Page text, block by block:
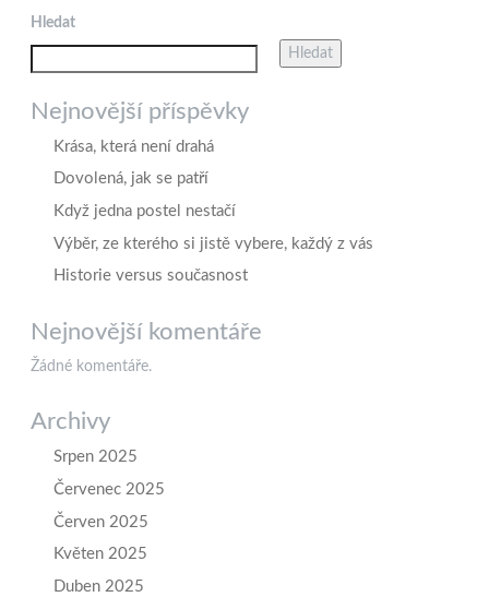
Hledat
Hledat
Nejnovější příspěvky
Krása, která není drahá
Dovolená, jak se patří
Když jedna postel nestačí
Výběr, ze kterého si jistě vybere, každý z vás
Historie versus současnost
Nejnovější komentáře
Žádné komentáře.
Archivy
Srpen 2025
Červenec 2025
Červen 2025
Květen 2025
Duben 2025